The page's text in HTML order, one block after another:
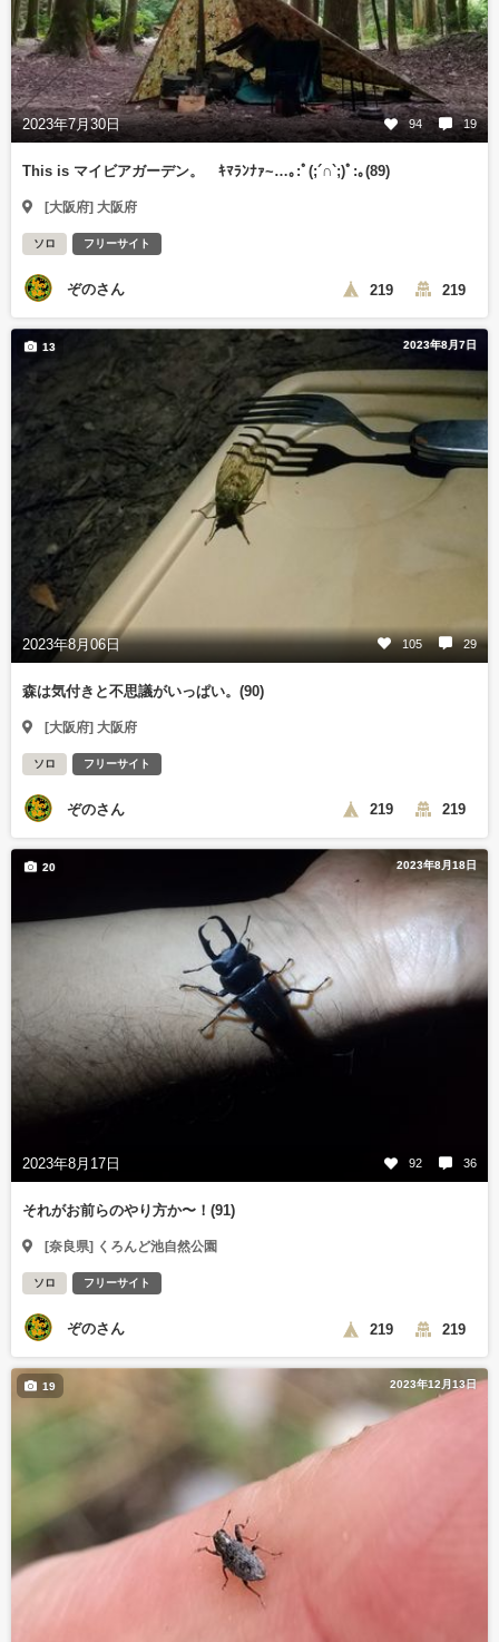
2023年7月30日 94 19
This is マイビアガーデン。 ｷﾏﾗﾝﾅｧ~…｡⁠:ﾟ⁠(⁠;⁠´⁠∩⁠`⁠;⁠)ﾟ⁠:⁠｡(89)
[大阪府] 大阪府
ソロ フリーサイト
ぞのさん 219 219
2023年8月7日
2023年8月06日 105 29
13
森は気付きと不思議がいっぱい。(90)
[大阪府] 大阪府
ソロ フリーサイト
ぞのさん 219 219
2023年8月18日
2023年8月17日 92 36
20
それがお前らのやり方か〜！(91)
[奈良県] くろんど池自然公園
ソロ フリーサイト
ぞのさん 219 219
2023年12月13日
19